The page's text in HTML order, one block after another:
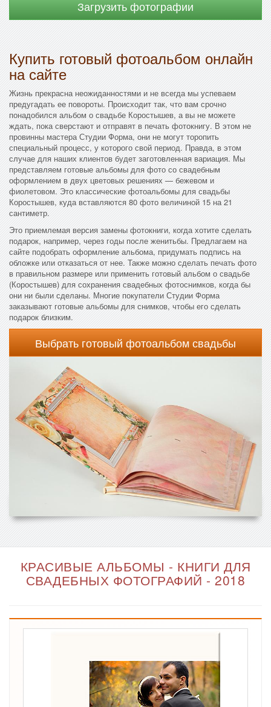
Загрузить фотографии
Купить готовый фотоальбом онлайн
на сайте
Жизнь прекрасна неожиданностями и не всегда мы успеваем
предугадать ее повороты. Происходит так, что вам срочно
понадобился альбом о свадьбе Коростышев, а вы не можете
ждать, пока сверстают и отправят в печать фотокнигу. В этом не
провинны мастера Студии Форма, они не могут торопить
специальный процесс, у которого свой период. Правда, в этом
случае для наших клиентов будет заготовленная вариация. Мы
представляем готовые альбомы для фото со свадебным
оформлением в двух цветовых решениях — бежевом и
фиолетовом. Это классические фотоальбомы для свадьбы
Коростышев, куда вставляются 80 фото величиной 15 на 21
сантиметр.
Это приемлемая версия замены фотокниги, когда хотите сделать
подарок, например, через годы после женитьбы. Предлагаем на
сайте подобрать оформление альбома, придумать подпись на
обложке или отказаться от нее. Также можно сделать печать фото
в правильном размере или применить готовый альбом о свадьбе
(Коростышев) для сохранения свадебных фотоснимков, когда бы
они ни были сделаны. Многие покупатели Студии Форма
заказывают готовые альбомы для снимков, чтобы его сделать
подарок близким.
Выбрать готовый фотоальбом свадьбы
КРАСИВЫЕ АЛЬБОМЫ - КНИГИ ДЛЯ
СВАДЕБНЫХ ФОТОГРАФИЙ - 2018